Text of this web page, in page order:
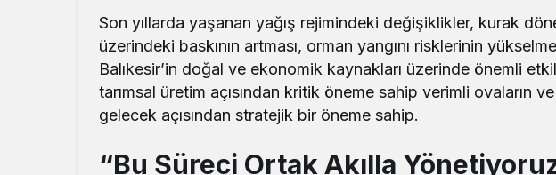
Son yıllarda yaşanan yağış rejimindeki değişiklikler, kurak
üzerindeki baskının artması, orman yangını risklerinin
Balıkesir’in doğal ve ekonomik kaynakları üzerinde önemli
tarımsal üretim açısından kritik öneme sahip verimli ovaların ve
gelecek açısından stratejik bir öneme sahip.
“Bu Süreci Ortak Akılla